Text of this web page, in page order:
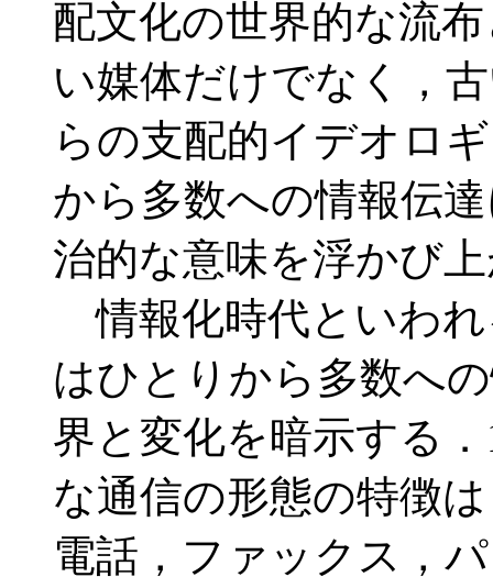
配文化の世界的な流
い媒体だけでなく，
らの支配的イデオロ
から多数への情報伝
治的な意味を浮かび
情報化時代といわ
はひとりから多数へ
界と変化を暗示する
な通信の形態の特徴
電話，ファックス，